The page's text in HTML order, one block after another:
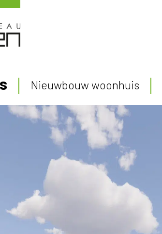
Nieuwbouw woonhuis